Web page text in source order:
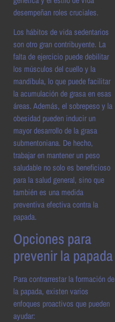
desempeñan roles cruciales.
Los hábitos de vida sedentarios
son otro gran contribuyente. La
falta de ejercicio puede debilitar
los músculos del cuello y la
mandíbula, lo que puede facilitar
la acumulación de grasa en esas
áreas. Además, el sobrepeso y la
obesidad pueden inducir un
mayor desarrollo de la grasa
submentoniana. De hecho,
trabajar en mantener un peso
saludable no solo es beneficioso
para la salud general, sino que
también es una medida
preventiva efectiva contra la
papada.
Opciones para
prevenir la papada
Para contrarrestar la formación de
la papada, existen varios
enfoques proactivos que pueden
ayudar: